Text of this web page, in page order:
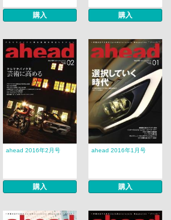
購入 購入
ahead 2016年2月号
購入
ahead 2016年1月号
購入